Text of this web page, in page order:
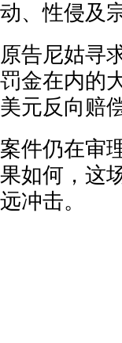
动、性侵及
原告尼姑寻
罚金在内的
美元反向赔
案件仍在审
果如何，这
远冲击。